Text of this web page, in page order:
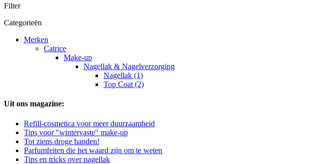
Filter
Categorieën
Merken
Catrice
Make-up
Nagellak & Nagelverzorging
Nagellak (1)
Top Coat (2)
Uit ons magazine:
Refill-cosmetica voor meer duurzaamheid
Tips voor "wintervaste" make-up
Tot ziens droge handen!
Parfumfeiten die het waard zijn om te weten
Tips en tricks over nagellak